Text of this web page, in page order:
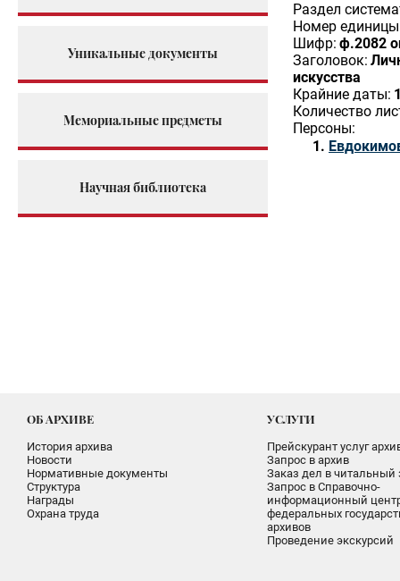
Уникальные документы
Мемориальные предметы
Научная библиотека
Раздел
Номер единицы
Шифр: ф.2082
Заголовок:
искусства
Крайние даты:
Количество
Персоны:
ОБ АРХИВЕ
История архива
Новости
Нормативные документы
Структура
Награды
Охрана труда
УСЛУГИ
Прейскурант услуг
Запрос в архив
Заказ дел в читальный
Запрос в Справочно-
информационный
федеральных
архивов
Проведение экскурсий